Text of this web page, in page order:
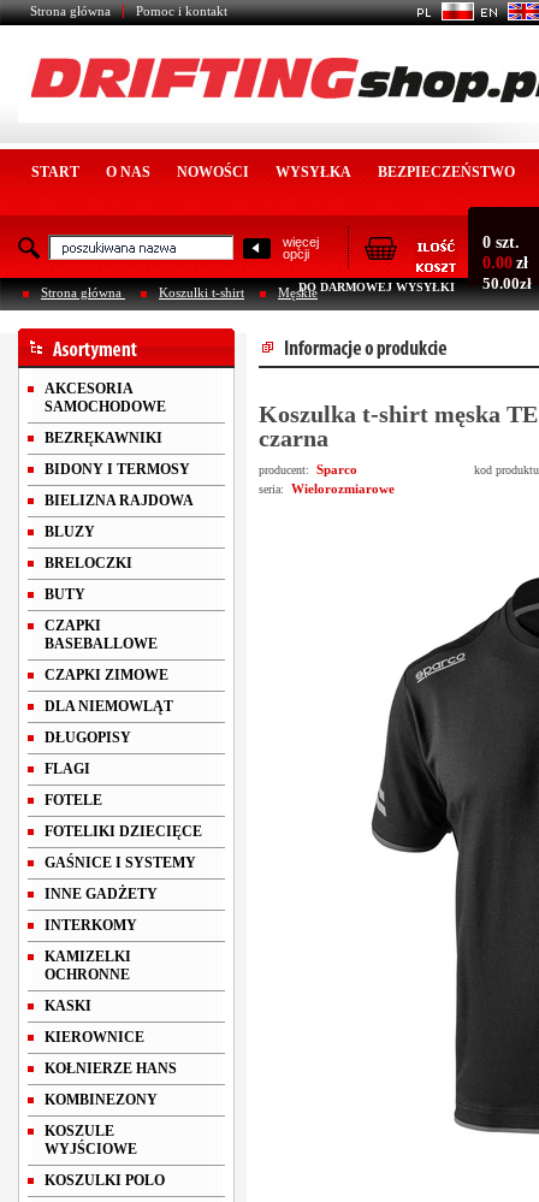
Strona główna Pomoc i kontakt
START O NAS NOWOŚCI WYSYŁKA BEZPIECZEŃSTWO
więcej
opcji
0 szt.
0.00 zł
DO DARMOWEJ WYSYŁKI 50.00zł
Strona główna Koszulki t-shirt Męskie
AKCESORIA
SAMOCHODOWE
BEZRĘKAWNIKI
BIDONY I TERMOSY
BIELIZNA RAJDOWA
BLUZY
BRELOCZKI
BUTY
CZAPKI
BASEBALLOWE
CZAPKI ZIMOWE
DLA NIEMOWLĄT
DŁUGOPISY
FLAGI
FOTELE
FOTELIKI DZIECIĘCE
GAŚNICE I SYSTEMY
INNE GADŻETY
INTERKOMY
KAMIZELKI
OCHRONNE
KASKI
KIEROWNICE
KOŁNIERZE HANS
KOMBINEZONY
KOSZULE
WYJŚCIOWE
KOSZULKI POLO
Koszulka t-shirt męska
czarna
producent: Sparco
kod
seria:
Wielorozmiarowe